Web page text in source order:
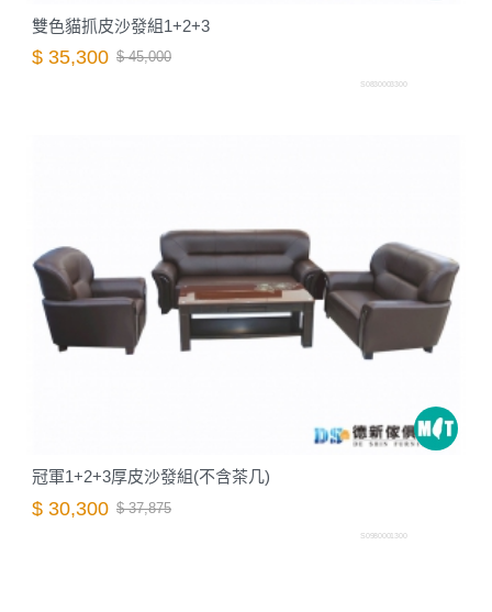
雙色貓抓皮沙發組1+2+3
$ 35,300 $ 45,000
S0830003300
冠軍1+2+3厚皮沙發組(不含茶几)
$ 30,300 $ 37,875
S0980001300